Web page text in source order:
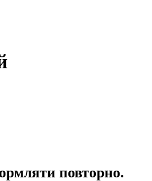
повторно.